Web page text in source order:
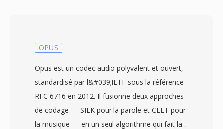
métadonnées telles que dès marqueurs, dès
commentaires. Les ingénieurs du son
professionnels sous macOS s&#039;appuient
fréquemment sûr l&#039;AIFF car il garantit
une fidélité parfaite bit à bit à chaque étape du
OPUS
Opus est un codec audio polyvalent et ouvert,
standardisé par l&#039;IETF sous la référence
RFC 6716 en 2012. Il fusionne deux approches
de codage — SILK pour la parole et CELT pour
la musique — en un seul algorithme qui fait la